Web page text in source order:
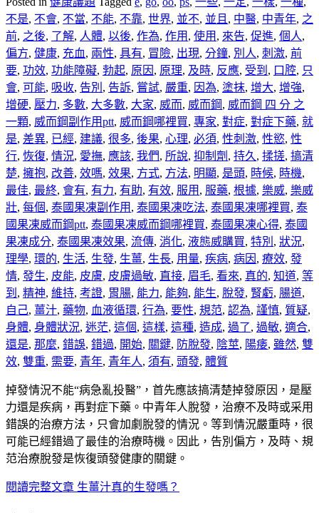
不是, 不會, 不當, 不能, 不靠, 世界, 並不, 並且 , 中醫, 中青年, 之
前, 之後, 了解, 人體, 以後, 作為, 作用 , 使用 , 來告, 促進, 個人,
偏方, 健康, 充血, 兩性, 具有, 冒險, 出現, 分鐘, 別人, 刺激, 前
要, 功效, 功能障礙, 勃起, 原因 , 原理, 及時, 反應, 受到 , 口腔, 只
會, 可能, 吸收, 告別 , 告訴, 嘗試, 嚴重, 因為, 塗抹, 增大, 增強,
增硬, 壓力, 多數, 大多數, 大家, 威而, 威而鋼, 威而鋼 四 分 之
一顆, 威而鋼副作用ptt, 威而鋼哪裡買, 專家, 對症, 對症下藥, 就
是, 差異, 已經, 建議, 很多, 後果, 心理, 必須, 性刺激, 性慾, 性
行, 恢復, 情況, 愛撫, 應該, 我們, 所說, 抑制劑 , 持久 , 揉搓, 搞清
楚, 擁抱, 改善, 效嗎, 效果, 方式, 方法, 明顯, 是頭, 時候, 時機,
最佳, 最終, 會有, 有力, 有助, 有效, 服用 , 服藥, 根據, 樂威, 樂威
壯, 每個, 泰國果凍副作用 , 泰國果凍吃法, 泰國果凍哪裡買, 泰
國果凍威而鋼ptt, 泰國果凍威而鋼哪裡買, 泰國果凍心得, 泰國
果凍成分, 泰國果凍效果, 流傳, 消化, 液態威購買, 特別 , 狀況,
理學, 環的, 生活, 生發, 生薑, 生長, 用量, 疾病, 病因 , 療效, 發
情, 發生, 皮能, 皮膚, 皮膚過敏, 直接, 眉毛, 看來, 真的, 知道, 等
到 , 精神, 維持, 考證, 胃腸, 能力, 能夠, 能生, 脫發, 腎虧, 腸道,
自己, 薑汁, 藥物, 血液循環, 行為, 要性, 規范, 認為, 謹慎, 質疑,
身體, 身體狀況, 迷茫, 這個, 這樣, 這種, 造成, 過了, 過敏, 適合,
還是, 那麼, 錯誤, 錯過, 開始, 關鍵, 防脫發, 陰莖, 陽痿, 雖然, 雙
效, 雙重, 需要, 青年, 青年人, 須有, 頭發, 體質
掉發情況不能“病急亂投醫”，首先應該搞清楚掉發原因，是壓
力還是疾病，再對症下藥。中青年人脫發，治療不及時或采用
錯誤的治療方法，只會加劇脫發的情況。等到情況嚴重時，很
可能已經錯過了最佳的治療時機。因此，告別偏方，及時、規
范治療脫發是恢復頭發健康的關鍵。
閱讀完整文章 生薑汁真的生發嗎？